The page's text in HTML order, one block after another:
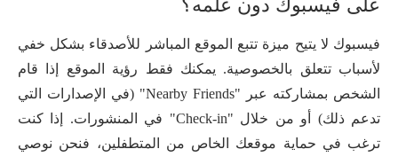
على فيسبوك دون علمه؟
فيسبوك لا يتيح ميزة تتبع الموقع المباشر للأصدقاء بشكل خفي
لأسباب تتعلق بالخصوصية. يمكنك فقط رؤية الموقع إذا قام
الشخص بمشاركته عبر "Nearby Friends" (في الإصدارات التي
تدعم ذلك) أو من خلال "Check-in" في المنشورات. إذا كنت
ترغب في حماية موقعك الخاص من المتطفلين، فنحن نوصي